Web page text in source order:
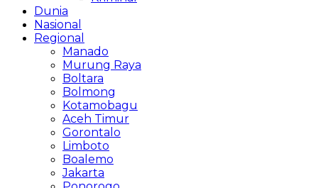
Dunia
Nasional
Regional
Manado
Murung Raya
Boltara
Bolmong
Kotamobagu
Aceh Timur
Gorontalo
Limboto
Boalemo
Jakarta